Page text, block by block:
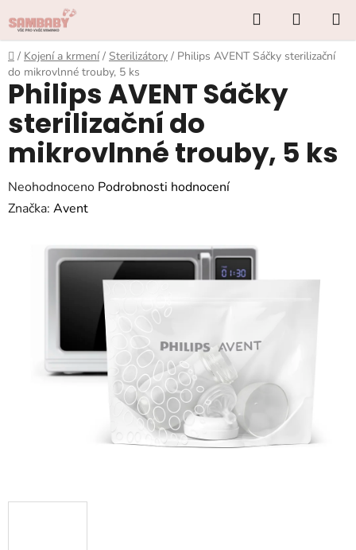
na
obsah
Hledat
KOŠÍK
Domů
/ Kojení a krmení / Sterilizátory / Philips AVENT Sáčky sterilizační
do mikrovlnné trouby, 5 ks
Philips AVENT Sáčky
sterilizační do
mikrovlnné trouby, 5 ks
Průměrné
hodnocení
Neohodnoceno Podrobnosti hodnocení
Značka: Avent